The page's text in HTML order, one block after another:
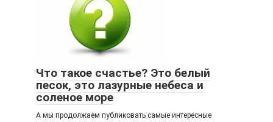
Что такое счастье? Это белый
песок, это лазурные небеса и
соленое море
А мы продолжаем публиковать самые интересные